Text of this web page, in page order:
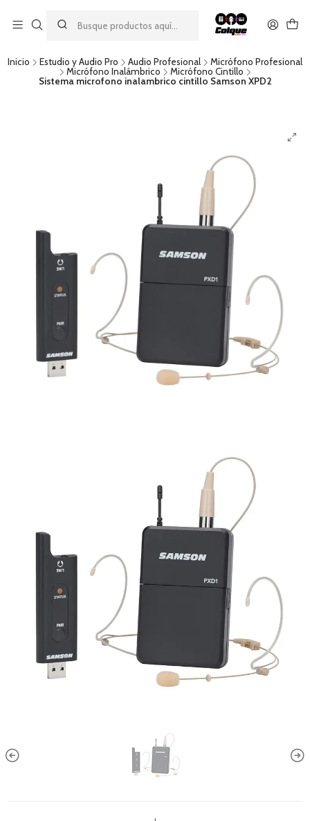
descuento por pago con transferencia bancaria
por una compra mínima de $49.990. Este descuento no es
acumulable a otras promociones ni aplicable a gastos de envío.
Inicio Estudio y Audio Pro Audio Profesional
Micrófono Profesional
Micrófono Inalámbrico
Micrófono Cintillo
Sistema microfono inalambrico cintillo Samson XPD2